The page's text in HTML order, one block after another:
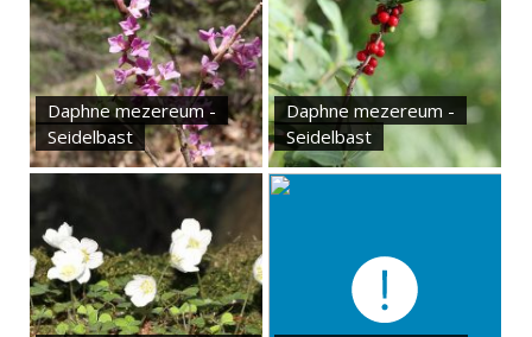
Daphne mezereum -
Seidelbast
Daphne mezereum -
Seidelbast